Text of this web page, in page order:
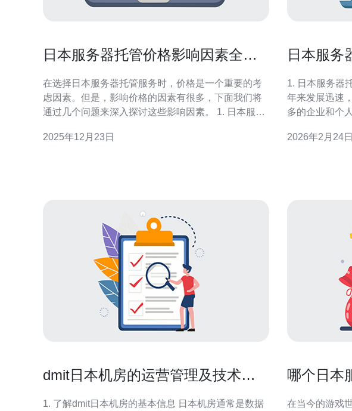
日本服务器托管价格影响因素全解
在选择日本服务器托管服务时，价格是一个重要的考
虑因素。但是，影响价格的因素有很多，下面我们将
通过几个问题来深入探讨这些影响因素。 1. 日本服务
价格主要受以下几个因素影响： 带宽: 带宽越大，价格
2025年12月23日
日本服务
1. 日本服务器托管市场概况
年来发展迅速
多的企业和个
规模达到了
2026年2月24日
dmit日本机房的运营管理及技术支
1. 了解dmit日本机房的基本信息 日本机房通常是数据
哪个日本
在当今的游戏